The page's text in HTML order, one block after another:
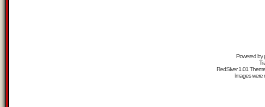
Powered by
RedSilver 1.01
Images were